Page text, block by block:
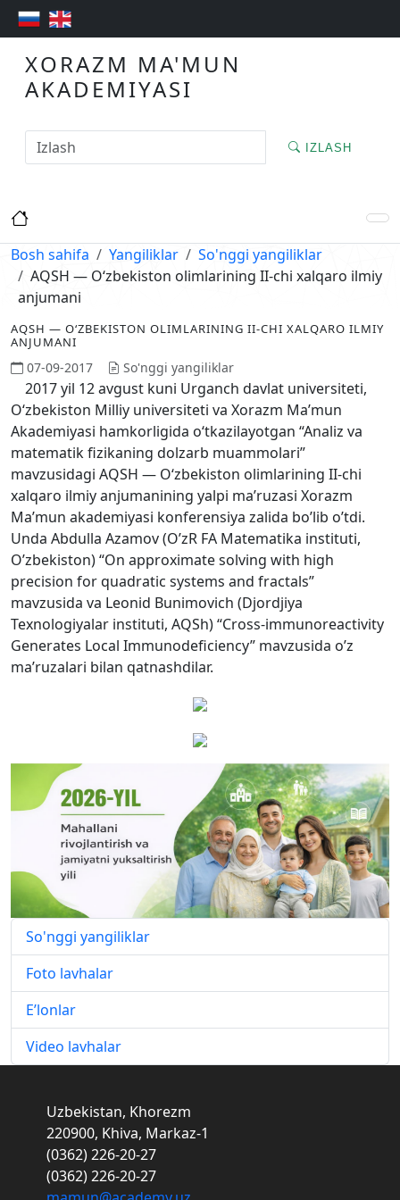
XORAZM MA'MUN
AKADEMIYASI
IZLASH
Bosh sahifa Yangiliklar
So'nggi yangiliklar
AQSH — O‘zbekiston olimlarining II-chi xalqaro ilmiy
anjumani
AQSH — O‘ZBEKISTON OLIMLARINING II-CHI XALQARO ILMIY
ANJUMANI
07-09-2017 So'nggi yangiliklar
2017 yil 12 avgust kuni Urganch davlat universiteti,
O‘zbekiston Milliy universiteti va Xorazm Ma’mun
Akademiyasi hamkorligida o‘tkazilayotgan “Analiz va
matematik fizikaning dolzarb muammolari”
mavzusidagi AQSH — O‘zbekiston olimlarining II-chi
xalqaro ilmiy anjumanining yalpi ma’ruzasi Xorazm
Ma’mun akademiyasi konferensiya zalida bo’lib o’tdi.
Unda Abdulla Azamov (O’zR FA Matematika instituti,
O’zbekiston) “On approximate solving with high
precision for quadratic systems and fractals”
mavzusida va Leonid Bunimovich (Djordjiya
Texnologiyalar instituti, AQSh) “Cross-immunoreactivity
Generates Local Immunodeficiency” mavzusida o’z
ma’ruzalari bilan qatnashdilar.
So'nggi yangiliklar
Foto lavhalar
E’lonlar
Video lavhalar
Uzbekistan, Khorezm
220900, Khiva, Markaz-1
(0362) 226-20-27
(0362) 226-20-27